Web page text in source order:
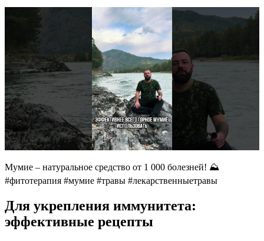
Мумие – натуральное средство от 1 000 болезней! ⛰️
#фитотерапия #мумие #травы #лекарственныетравы
Для укрепления иммунитета:
эффективные рецепты